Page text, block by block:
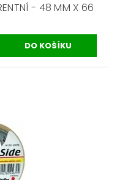
- 48 MM X 66